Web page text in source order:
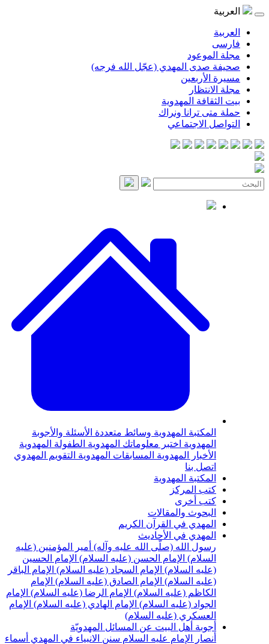
المهدي (عجّل الله فرجه)
المهدوية
ترانا ونراك
الاجتماعي
المهدويةوسائط متعددةالأسئلة والأجوبة
اختبر معلوماتك المهدويةالطفولة المهدوية
المهدويةالمسابقات المهدويةالتقويم المهدوي
المهدوية
والمقالات
في القرآن الكريم
في الأحاديث
الله (صلّى الله عليه وآله) أمير المؤمنين (عليه
الإمام الحسن (عليه السلام) الإمام الحسين
الإمام السجاد (عليه السلام) الإمام الباقر
الإمام الصادق (عليه السلام) الإمام
(عليه السلام) الإمام الرضا (عليه السلام) الإمام
(عليه السلام) الإمام الهادي (عليه السلام) الإمام
(عليه السلام)
أهل البيت عن المسائل المهدويّة
الإمام عليه السلامسنن الانبياء في المهديأسماء